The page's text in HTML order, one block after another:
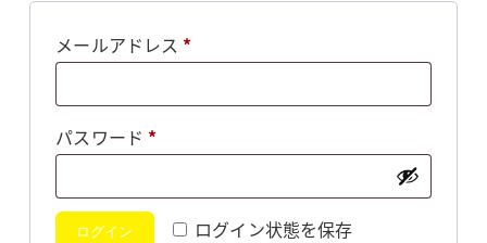
メールアドレス *必
パスワード *必
ログイン状態を保存
ログイン